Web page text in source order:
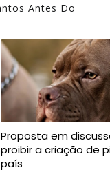
Antes Do
Proposta em
proibir a criação de
país